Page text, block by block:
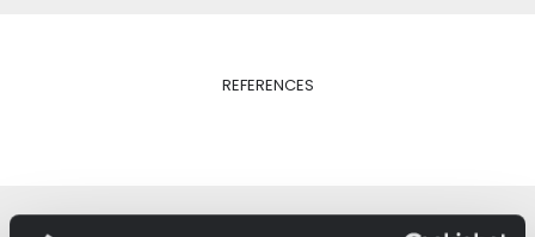
REFERENCES